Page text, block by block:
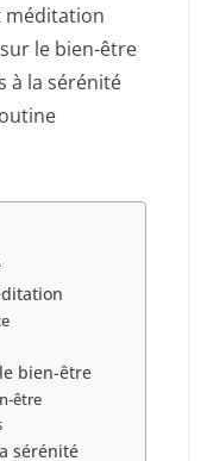
méditation
le bien-être
à la sérénité
bien-être
être
sérénité